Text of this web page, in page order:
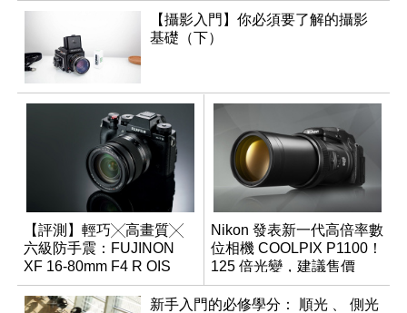
【攝影入門】你必須要了解的攝影
基礎（下）
【評測】輕巧╳高畫質╳
六級防手震：FUJINON
XF 16-80mm F4 R OIS
WR
Nikon 發表新一代高倍率數
位相機 COOLPIX P1100！
125 倍光變，建議售價
NT$36,000
新手入門的必修學分： 順光 、 側光